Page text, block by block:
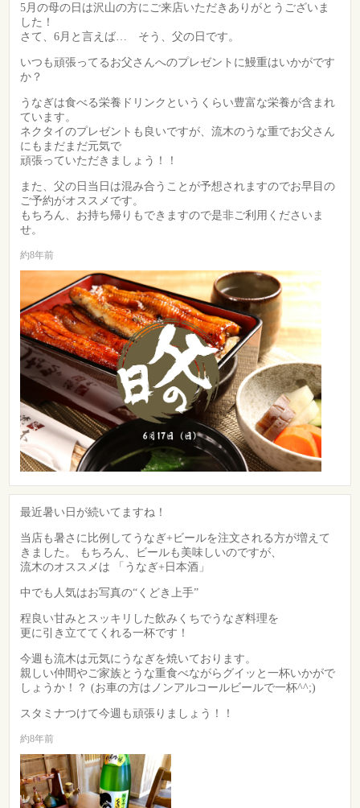
5月の母の日は沢山の方にご来店いただきありがとうございま
した！
さて、6月と言えば… そう、父の日です。
いつも頑張ってるお父さんへのプレゼントに鰻重はいかがです
か？
うなぎは食べる栄養ドリンクというくらい豊富な栄養が含まれ
ています。
ネクタイのプレゼントも良いですが、流木のうな重でお父さん
にもまだまだ元気で
頑張っていただきましょう！！
また、父の日当日は混み合うことが予想されますのでお早目の
ご予約がオススメです。
もちろん、お持ち帰りもできますので是非ご利用くださいま
せ。
約8年前
最近暑い日が続いてますね！
当店も暑さに比例してうなぎ+ビールを注文される方が増えて
きました。 もちろん、ビールも美味しいのですが、
流木のオススメは 「うなぎ+日本酒」
中でも人気はお写真の“くどき上手”
程良い甘みとスッキリした飲みくちでうなぎ料理を
更に引き立ててくれる一杯です！
今週も流木は元気にうなぎを焼いております。
親しい仲間やご家族とうな重食べながらグイッと一杯いかがで
しょうか！？ (お車の方はノンアルコールビールで一杯^^;)
スタミナつけて今週も頑張りましょう！！
約8年前